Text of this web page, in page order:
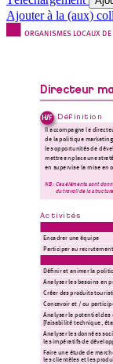
Ajouter à la (aux)
ORGANISMES LOCAUX DE
Il accompagne le
de la politique m
les opportunités de
mettre en place une
en supervise la mise en
NB : Ces éléments sont
du travail de la struct
Définition
Activités
Directeur
Encadrer une équipe
Participer au
Dénir et animer la politi
Analyser les besoins en
Créer des produits
Concevoir et / ou
Analyser le potentiel des
[faisabilité technique,
Analyser les données
les impératifs de
Faire une étude de
les clientèles et les pr
H/F